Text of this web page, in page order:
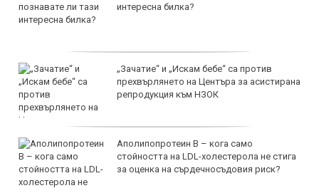
интересна билка?
„Зачатие“ и „Искам бебе“ са против
прехвърлянето на Центъра за асистирана
репродукция към НЗОК
Аполипопротеин B – кога само
стойността на LDL-холестерола не стига
за оценка на сърдечносъдовия риск?